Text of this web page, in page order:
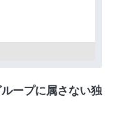
した。 1冊1000円（郵
ープに属さない独